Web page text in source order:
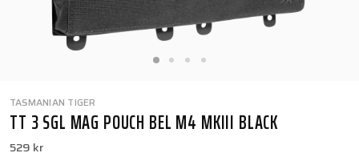
TASMANIAN TIGER
TT 3 SGL MAG POUCH BEL M4 MKIII BLACK
529 kr